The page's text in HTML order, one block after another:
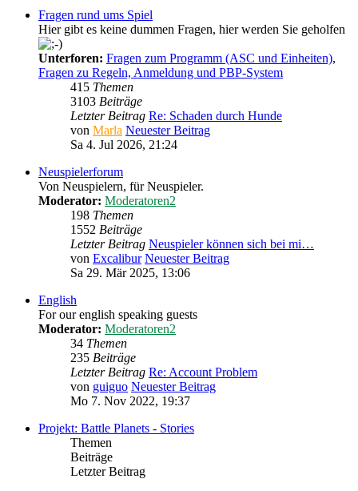
Fragen rund ums Spiel
Hier gibt es keine dummen Fragen, hier werden Sie geholfen
Unterforen: Fragen zum Programm (ASC und Einheiten),
Fragen zu Regeln, Anmeldung und PBP-System
415 Themen
3103 Beiträge
Letzter Beitrag Re: Schaden durch Hunde
von Marla Neuester Beitrag
Sa 4. Jul 2026, 21:24
Neuspielerforum
Von Neuspielern, für Neuspieler.
Moderator: Moderatoren2
198 Themen
1552 Beiträge
Letzter Beitrag Neuspieler können sich bei mi…
von Excalibur Neuester Beitrag
Sa 29. Mär 2025, 13:06
English
For our english speaking guests
Moderator: Moderatoren2
34 Themen
235 Beiträge
Letzter Beitrag Re: Account Problem
von guiguo Neuester Beitrag
Mo 7. Nov 2022, 19:37
Projekt: Battle Planets - Stories
Themen
Beiträge
Letzter Beitrag